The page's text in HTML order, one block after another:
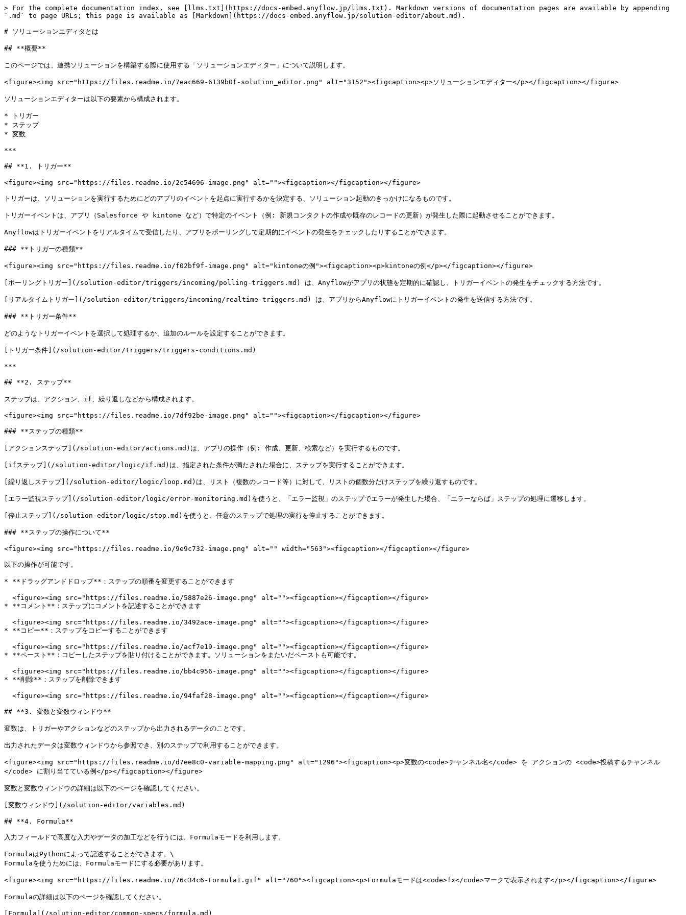
> For the complete documentation index, see [llms.txt](https://docs-embed.anyflow.jp/llms.txt). Markdown versions of documentation pages are available by appending
`.md` to page URLs; this page is available as [Markdown](https://docs-embed.anyflow.jp/solution-editor/about.md).
# ソリューションエディタとは
## **概要**
このページでは、連携ソリューションを構築する際に使用する「ソリューションエディター」について説明します。
<figure><img src="https://files.readme.io/7eac669-6139b0f-solution_editor.png" alt="3152"><figcaption><p>ソリューションエディター</p></figcaption></figure>
ソリューションエディターは以下の要素から構成されます。
* トリガー
* ステップ
* 変数
***
## **1. トリガー**
<figure><img src="https://files.readme.io/2c54696-image.png" alt=""><figcaption></figcaption></figure>
トリガーは、ソリューションを実行するためにどのアプリのイベントを起点に実行するかを決定する、ソリューション起動のきっかけになるものです。
トリガーイベントは、アプリ（Salesforce や kintone など）で特定のイベント（例: 新規コンタクトの作成や既存のレコードの更新）が発生した際に起動させることができます。
Anyflowはトリガーイベントをリアルタイムで受信したり、アプリをポーリングして定期的にイベントの発生をチェックしたりすることができます。
### **トリガーの種類**
<figure><img src="https://files.readme.io/f02bf9f-image.png" alt="kintoneの例"><figcaption><p>kintoneの例</p></figcaption></figure>
[ポーリングトリガー](/solution-editor/triggers/incoming/polling-triggers.md) は、Anyflowがアプリの状態を定期的に確認し、トリガーイベントの発生をチェックする方法です。
[リアルタイムトリガー](/solution-editor/triggers/incoming/realtime-triggers.md) は、アプリからAnyflowにトリガーイベントの発生を送信する方法です。
### **トリガー条件**
どのようなトリガーイベントを選択して処理するか、追加のルールを設定することができます。
[トリガー条件](/solution-editor/triggers/triggers-conditions.md)
***
## **2. ステップ**
ステップは、アクション、if、繰り返しなどから構成されます。
<figure><img src="https://files.readme.io/7df92be-image.png" alt=""><figcaption></figcaption></figure>
### **ステップの種類**
[アクションステップ](/solution-editor/actions.md)は、アプリの操作（例: 作成、更新、検索など）を実行するものです。
[ifステップ](/solution-editor/logic/if.md)は、指定された条件が満たされた場合に、ステップを実行することができます。
[繰り返しステップ](/solution-editor/logic/loop.md)は、リスト（複数のレコード等）に対して、リストの個数分だけステップを繰り返すものです。
[エラー監視ステップ](/solution-editor/logic/error-monitoring.md)を使うと、「エラー監視」のステップでエラーが発生した場合、「エラーならば」ステップの処理に遷移します。
[停止ステップ](/solution-editor/logic/stop.md)を使うと、任意のステップで処理の実行を停止することができます。
### **ステップの操作について**
<figure><img src="https://files.readme.io/9e9c732-image.png" alt="" width="563"><figcaption></figcaption></figure>
以下の操作が可能です。
* **ドラッグアンドドロップ**：ステップの順番を変更することができます
* **コメント**：ステップにコメントを記述することができます
* **コピー**：ステップをコピーすることができます
* **ペースト**：コピーしたステップを貼り付けることができます。ソリューションをまたいだペーストも可能です。
* **削除**：ステップを削除できます
## **3. 変数と変数ウィンドウ**
変数は、トリガーやアクションなどのステップから出力されるデータのことです。
出力されたデータは変数ウィンドウから参照でき、別のステップで利用することができます。
<figure><img src="https://files.readme.io/d7ee8c0-variable-mapping.png" alt="1296"><figcaption><p>変数の<code>チャンネル名</code> を アクションの <code>投稿するチャンネル
</code> に割り当てている例</p></figcaption></figure>
変数と変数ウィンドウの詳細は以下のページを確認してください。
[変数ウィンドウ](/solution-editor/variables.md)
## **4. Formula**
入力フィールドで高度な入力やデータの加工などを行うには、Formulaモードを利用します。
FormulaはPythonによって記述することができます。\
Formulaを使うためには、Formulaモードにする必要があります。
<figure><img src="https://files.readme.io/76c34c6-Formula1.gif" alt="760"><figcaption><p>Formulaモードは<code>fx</code>マークで表示されます</p></figcaption></figure>
Formulaの詳細は以下のページを確認してください。
[Formula](/solution-editor/common-specs/formula.md)